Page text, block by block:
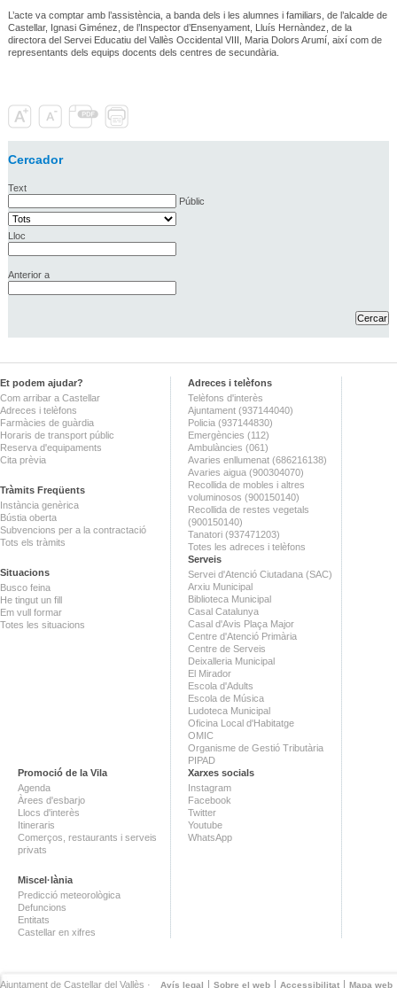
L’acte va comptar amb l’assistència, a banda dels i les alumnes i familiars, de l’alcalde de
Castellar, Ignasi Giménez, de l’Inspector d’Ensenyament, Lluís Hernàndez, de la
directora del Servei Educatiu del Vallès Occidental VIII, Maria Dolors Arumí, així com de
representants dels equips docents dels centres de secundària.
Cercador
Text
Públic
Lloc
Anterior a
Et podem ajudar?
Com arribar a Castellar
Adreces i telèfons
Farmàcies de guàrdia
Horaris de transport públic
Reserva d'equipaments
Cita prèvia
Tràmits Freqüents
Instància genèrica
Bústia oberta
Subvencions per a la contractació
Tots els tràmits
Situacions
Busco feina
He tingut un fill
Em vull formar
Totes les situacions
Adreces i telèfons
Telèfons d'interès
Ajuntament (937144040)
Policia (937144830)
Emergències (112)
Ambulàncies (061)
Avaries enllumenat (686216138)
Avaries aigua (900304070)
Recollida de mobles i altres
voluminosos (900150140)
Recollida de restes vegetals
(900150140)
Tanatori (937471203)
Totes les adreces i telèfons
Serveis
Servei d'Atenció Ciutadana (SAC)
Arxiu Municipal
Biblioteca Municipal
Casal Catalunya
Casal d'Avis Plaça Major
Centre d'Atenció Primària
Centre de Serveis
Deixalleria Municipal
El Mirador
Escola d'Adults
Escola de Música
Ludoteca Municipal
Oficina Local d'Habitatge
OMIC
Organisme de Gestió Tributària
PIPAD
Promoció de la Vila
Agenda
Àrees d'esbarjo
Llocs d'interès
Itineraris
Comerços, restaurants i serveis
privats
Miscel·lània
Predicció meteorològica
Defuncions
Entitats
Castellar en xifres
Xarxes socials
Instagram
Facebook
Twitter
Youtube
WhatsApp
Avís legal Sobre el web Accessibilitat Mapa web
Ajuntament de Castellar del Vallès ·